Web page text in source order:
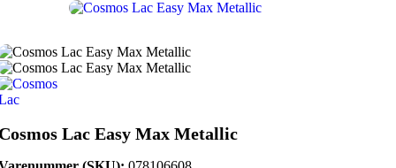
Lac Easy Max Metallic